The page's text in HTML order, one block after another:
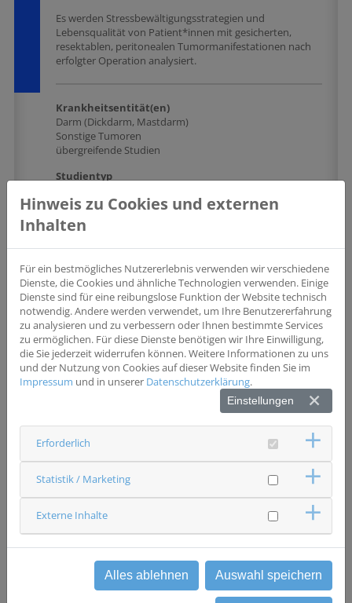
Es werden Stressbewältigungsstrategien und
Lebensqualität von Patient*innen mit gesicherten,
resektablen, peritonealen Tumormanifestationen nach
erfolgter Operation analysiert.
Krankheitsentität(en)
Darm (Dickdarm, Mastdarm)
Sonstige Tumoren
übergreifende Studien
Studientyp
Wesentliche Einschlusskriterien
Adäquate Kontrazeption Ausreichende
OP-Einwilligung Volljährigkeit Eigenständiges Ausfüllen
der Fragebögen
Wesentliche Ausschlusskriterien
Schwangerschaft Mangelnde Deutschkenntnisse
Erkrankungen, die sich nicht für eine Operation mit
kurativem Ansatz qualifizieren Ablehnung der Operation
Minderjährige
Status
in Vorbereitung
Universitätsklinikum Regensburg
Chirurgie
Studienzentrale
Hinweis zu Cookies und externen
Inhalten
Für ein bestmögliches Nutzererlebnis verwenden wir verschiedene
Dienste, die Cookies und ähnliche Technologien verwenden. Einige
Dienste sind für eine reibungslose Funktion der Website technisch
notwendig. Andere werden verwendet, um Ihre Benutzererfahrung
zu analysieren und zu verbessern oder Ihnen bestimmte Services
zu ermöglichen. Für diese Dienste benötigen wir Ihre Einwilligung,
die Sie jederzeit widerrufen können. Weitere Informationen zu uns
und der Nutzung von Cookies auf dieser Website finden Sie im
Impressum und in unserer Datenschutzerklärung.
Einstellungen
Erforderlich
Statistik / Marketing
Externe Inhalte
Alles ablehnen Auswahl speichern